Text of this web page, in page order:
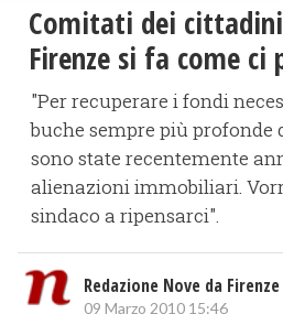
Comitati dei
Firenze si fa come ci
"Per recuperare i fondi
buche sempre più profonde
sono state recentemente
alienazioni immobiliari.
sindaco a ripensarci".
Redazione Nove da Firenze
09 Marzo 2010 15:46